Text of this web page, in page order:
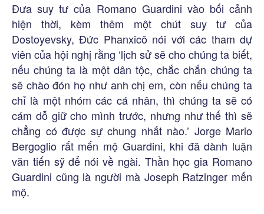
Đưa suy tư của Romano Guardini vào bối cảnh
hiện thời, kèm thêm một chút suy tư của
Dostoyevsky, Đức Phanxicô nói với các tham dự
viên của hội nghị rằng ‘lịch sử sẽ cho chúng ta biết,
nếu chúng ta là một dân tộc, chắc chắn chúng ta
sẽ chào đón họ như anh chị em, còn nếu chúng ta
chỉ là một nhóm các cá nhân, thì chúng ta sẽ có
cám dỗ giữ cho mình trước, nhưng như thế thì sẽ
chẳng có được sự chung nhất nào.’ Jorge Mario
Bergoglio rất mến mộ Guardini, khi đã dành luận
văn tiến sỹ để nói về ngài. Thần học gia Romano
Guardini cũng là người mà Joseph Ratzinger mến
mộ.